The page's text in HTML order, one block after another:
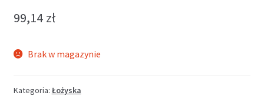
99,14 zł
Brak w magazynie
Kategoria: Łożyska